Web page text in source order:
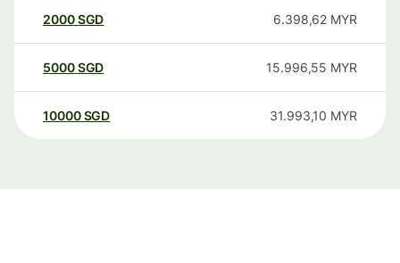
2000SGD 6.398,62 MYR
5000SGD 15.996,55 MYR
10000 SGD 31.993,10 MYR